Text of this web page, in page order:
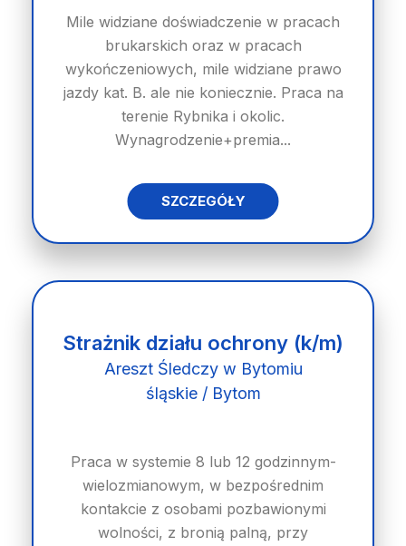
Mile widziane doświadczenie w pracach
brukarskich oraz w pracach
wykończeniowych, mile widziane prawo
jazdy kat. B. ale nie koniecznie. Praca na
terenie Rybnika i okolic.
Wynagrodzenie+premia...
SZCZEGÓŁY
Strażnik działu ochrony (k/m)
Areszt Śledczy w Bytomiu
śląskie / Bytom
Praca w systemie 8 lub 12 godzinnym-
wielozmianowym, w bezpośrednim
kontakcie z osobami pozbawionymi
wolności, z bronią palną, przy